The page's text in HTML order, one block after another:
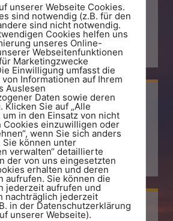
unserer Webseite Cookies.
sind notwendig (z.B. für den
sind nicht notwendig.
Cookies helfen uns
unseres Online-
Webseitenfunktionen
Marketingzwecke
Einwilligung umfasst die
Informationen auf Ihrem
Auslesen
Daten sowie deren
Klicken Sie auf „Alle
um in den Einsatz von nicht
Cookies einzuwilligen oder
wenn Sie sich anders
können unter
verwalten“ detaillierte
der von uns eingesetzten
erhalten und deren
aufrufen. Sie können die
jederzeit aufrufen und
nachträglich jederzeit
in der Datenschutzerklärung
unserer Webseite).